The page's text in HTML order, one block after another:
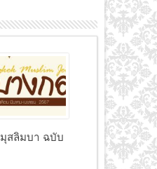
สลิมบา ฉบับ